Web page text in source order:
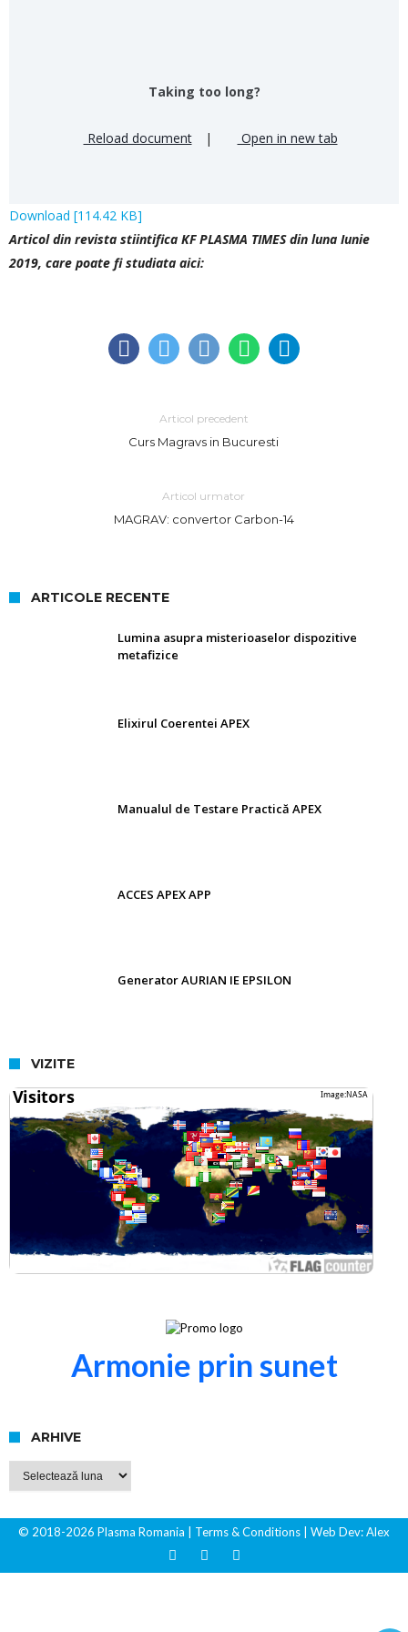
Taking too long?
Reload document | Open in new tab
Download [114.42 KB]
Articol din revista stiintifica KF PLASMA TIMES din luna Iunie
2019, care poate fi studiata aici:
Articol precedent
Curs Magravs in Bucuresti
Articol urmator
MAGRAV: convertor Carbon-14
ARTICOLE RECENTE
Lumina asupra misterioaselor dispozitive
metafizice
Elixirul Coerentei APEX
Manualul de Testare Practică APEX
ACCES APEX APP
Generator AURIAN IE EPSILON
VIZITE
Armonie prin sunet
ARHIVE
© 2018-2026 Plasma Romania | Terms & Conditions | Web Dev:Alex